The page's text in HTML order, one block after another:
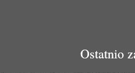
Ostatnio